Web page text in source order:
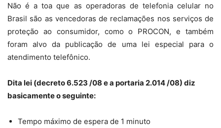
Não é a toa que as operadoras de telefonia celular no
Brasil são as vencedoras de reclamações nos serviços de
proteção ao consumidor, como o PROCON, e também
foram alvo da publicação de uma lei especial para o
atendimento telefônico.
Dita lei (decreto 6.523 /08 e a portaria 2.014 /08) diz
basicamente o seguinte:
Tempo máximo de espera de 1 minuto